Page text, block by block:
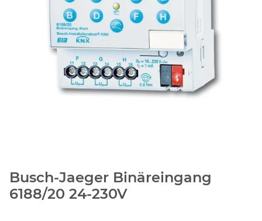
Busch-Jaeger Binäreingang
6188/20 24-230V